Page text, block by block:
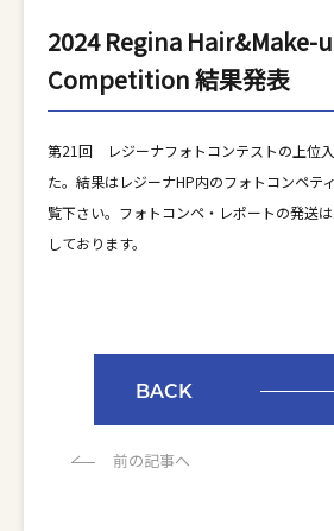
2024 Regina Hair&Make-
Competition 結果発表
第21回 レジーナフォトコンテストの上位
た。結果はレジーナHP内のフォトコンペテ
覧下さい。フォトコンペ・レポートの発送
しております。
前の記事へ
BACK